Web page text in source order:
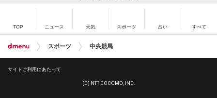
TOP ニュース 天気 スポーツ 占い すべて
スポーツ 中央競馬
サイトご利用にあたって
(C) NTT DOCOMO, INC.